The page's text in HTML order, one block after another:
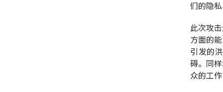
们的隐
此次攻
方面的
引发的
碍。同
众的工